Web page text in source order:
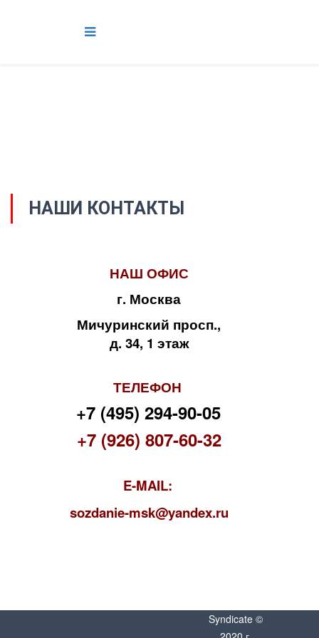
НАШИ КОНТАКТЫ
НАШ ОФИС
г. Москва
Мичуринский просп.,
д. 34, 1 этаж
ТЕЛЕФОН
+7 (495) 294-90-05
+7 (926) 807-60-32
E-MAIL:
sozdanie-msk@yandex.ru
Syndicate ©